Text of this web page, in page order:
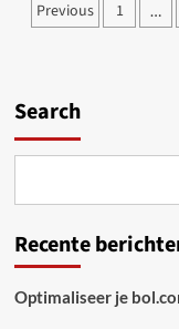
zo
Posts
Previous 1 …
Search
Recente
Optimaliseer je